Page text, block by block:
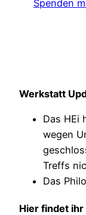
Spenden
Werkstatt
Das HEi
wegen
Treffs
Das
Hier findet ihr